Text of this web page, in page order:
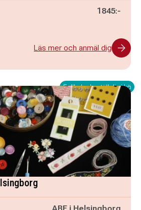
1845:-
Läs mer och anmäl dig
Fullbokad - ställ dig i kö